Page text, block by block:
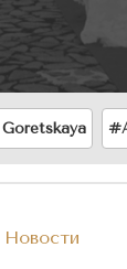
Новости